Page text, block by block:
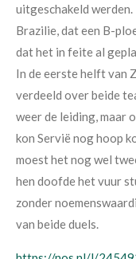
uitgeschakeld
Brazilie, dat een B-
dat het in feite al
In de eerste helft van
verdeeld over beide
weer de leiding, maar o
kon Servië nog hoop
moest het nog wel
hen doofde het vuur
zonder
van beide duels.